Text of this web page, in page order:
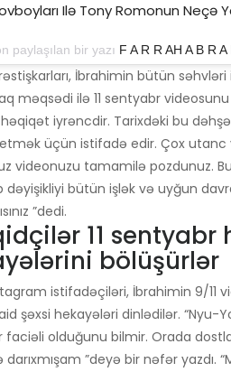
Ilə Tony Romonun Neçə
paylaşılan bir yazı F A R R AH A B R A
İbrahimin bütün
məqsədi ilə 11 sentyabr
iyrəncdir. Tarixdəki bu
üçün istifadə edir. Çox utanc
videonuzu tamamilə pozdunuz.
bütün işlək və uyğun
”dedi.
11 sentyabr
bölüşürlər
istifadəçiləri, İbrahimin 9/11
şəxsi hekayələri dinlədilər.
faciəli olduğunu bilmir. Orada
”deyə bir nəfər yazdı.